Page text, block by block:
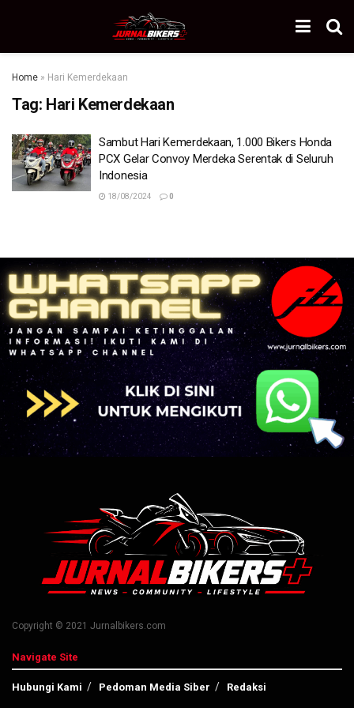
Home » Hari Kemerdekaan
Tag: Hari Kemerdekaan
Sambut Hari Kemerdekaan, 1.000 Bikers Honda
PCX Gelar Convoy Merdeka Serentak di Seluruh
Indonesia
18/08/2024 0
Copyright © 2021 Jurnalbikers.com
Navigate Site
Hubungi Kami Pedoman Media Siber Redaksi